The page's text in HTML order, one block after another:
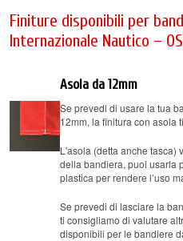
Finiture disponibili per
Internazionale Nautico –
Asola da 12mm
Se prevedi di usare la tua
12mm, la finitura con asola
L'asola (detta anche tasca)
della bandiera, puoi usarla
plastica per rendere l’uso
Se prevedi di lasciare la
ti consigliamo di valutare
disponibili per le bandiere